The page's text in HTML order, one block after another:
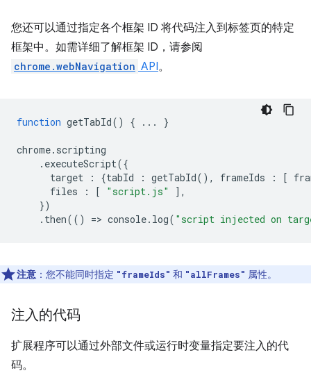
您还可以通过指定各个框架 ID 将代码注入到标签页的特定
框架中。如需详细了解框架 ID，请参阅
chrome.webNavigation API。
function getTabId() { ... }
chrome. scripting
. executeScript({
target
: {tabId : getTabId(), frameIds : [
files
: [ "script.js"
],
})
. then(() => console. log( "script injected on
注意 ：您不能同时指定 "frameIds" 和 "allFrames" 属性。
注入的代码
扩展程序可以通过外部文件或运行时变量指定要注入的代
码。